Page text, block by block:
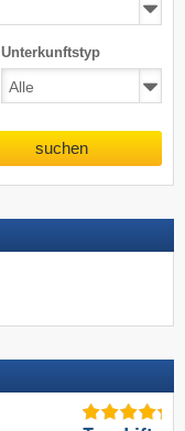
Unterkunftstyp
suchen